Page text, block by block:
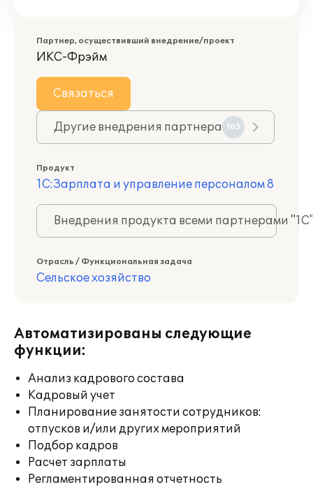
Партнер, осуществивший внедрение/проект
ИКС-Фрэйм
Связаться
Другие внедрения партнера 105
Продукт
1С:Зарплата и управление персоналом 8
Внедрения продукта всеми партнерами
Отрасль / Функциональная задача
Сельское хозяйство
Автоматизированы следующие
функции:
Анализ кадрового состава
Кадровый учет
Планирование занятости сотрудников:
отпусков и/или других мероприятий
Подбор кадров
Расчет зарплаты
Регламентированная отчетность